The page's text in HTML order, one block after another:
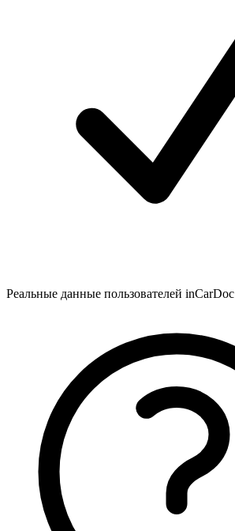
Реальные данные пользователей inCarDoc